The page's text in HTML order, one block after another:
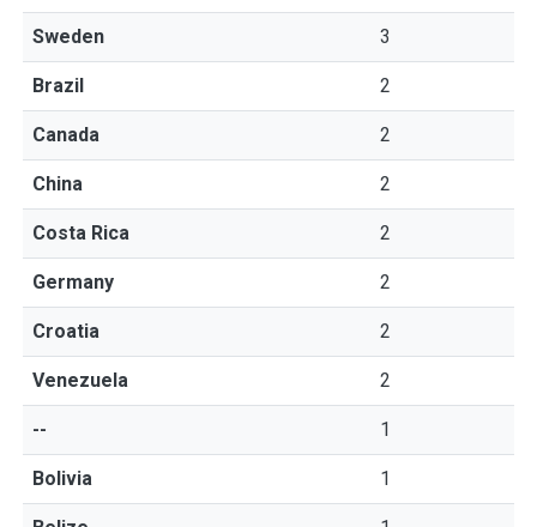
Sweden 3
Brazil 2
Canada 2
China 2
Costa Rica 2
Germany 2
Croatia 2
Venezuela 2
-- 1
Bolivia 1